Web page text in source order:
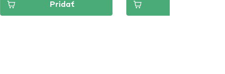
Pridať